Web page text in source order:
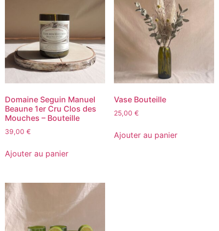
Domaine Seguin Manuel
Beaune 1er Cru Clos des
Mouches – Bouteille
39,00 €
Ajouter au panier
Vase Bouteille
25,00 €
Ajouter au panier